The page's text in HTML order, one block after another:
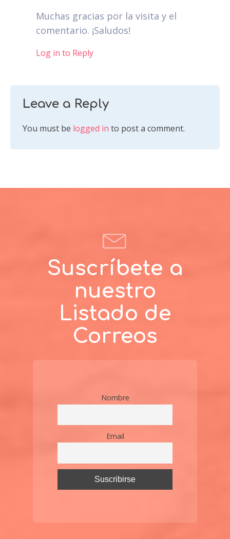
Muchas gracias por la visita y el
comentario. ¡Saludos!
Log in to Reply
Leave a Reply
You must be logged in to post a comment.
Suscríbete a
nuestro
Listado de
Correos
Nombre
Email